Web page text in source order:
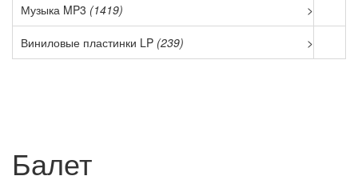
Музыка MP3 (1419) >
Виниловые пластинки LP (239) >
Балет